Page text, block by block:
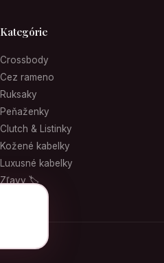
Kategórie
Crossbody
Cez rameno
Ruksaky
Peňaženky
Clutch & Listinky
Kožené kabelky
Luxusné kabelky
Zľavy 🏷